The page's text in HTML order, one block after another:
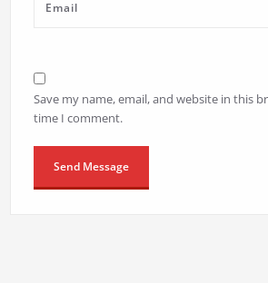
Save my name, email, and website in this
time I comment.